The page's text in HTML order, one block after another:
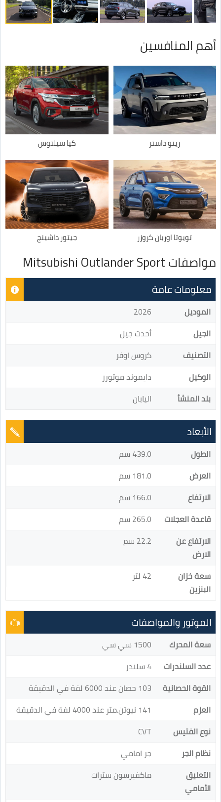
أهم المنافسين
رينو داستر كيا سيلتوس
تويوتا اوربان كروزر جيتور داشينج
مواصفات Mitsubishi Outlander Sport
معلومات عامة
الموديل
2026
الجيل
أحدث جيل
التصنيف
كروس اوفر
الوكيل
دايموند موتورز
بلد المنشأ
اليابان
الأبعاد
الطول
439.0 سم
العرض
181.0 سم
الارتفاع
166.0 سم
قاعدة العجلات
265.0 سم
الارتفاع عن
الارض
22.2 سم
سعة خزان
البنزين
42 لتر
الموتور والمواصفات
سعة المحرك
1500 سي سي
عدد السلندرات
4 سلندر
القوة الحصانية
103 حصان عند 6000 لفة في الدقيقة
العزم
141 نيوتن.متر عند 4000 لفة في الدقيقة
نوع الفتيس
CVT
نظام الجر
جر امامي
التعليق
الأمامي
ماكفيرسون سترات